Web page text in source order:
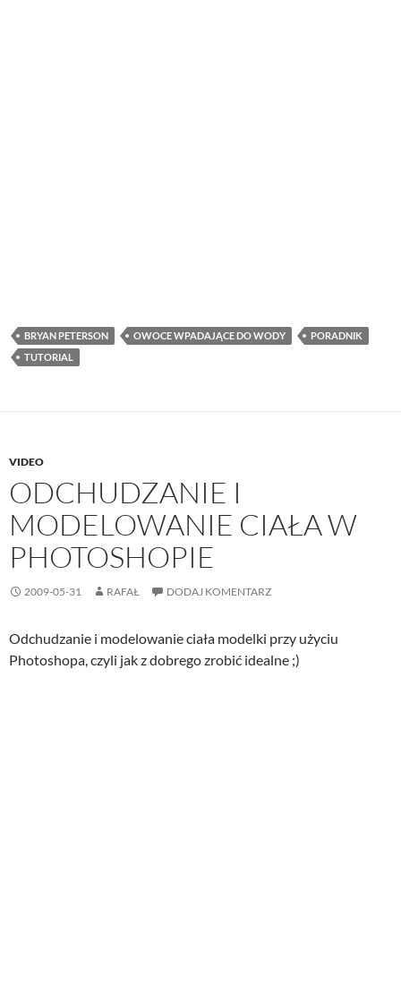
BRYAN PETERSON OWOCE WPADAJĄCE DO WODY
PORADNIK
TUTORIAL
VIDEO
ODCHUDZANIE I
MODELOWANIE CIAŁA W
PHOTOSHOPIE
2009-05-31 RAFAŁ DODAJ KOMENTARZ
Odchudzanie i modelowanie ciała modelki przy użyciu
Photoshopa, czyli jak z dobrego zrobić idealne ;)